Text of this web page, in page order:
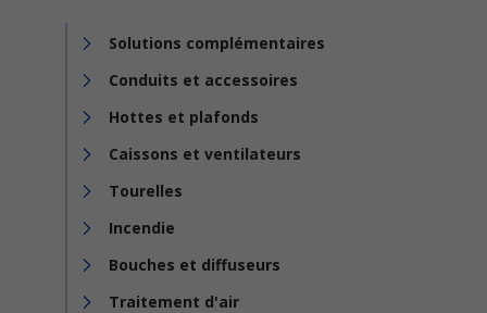
Solutions complémentaires
Conduits et accessoires
Hottes et plafonds
Caissons et ventilateurs
Tourelles
Incendie
Bouches et diffuseurs
Traitement d'air